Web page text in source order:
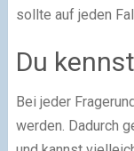
sollte auf jeden
Du
Bei jeder
werden. Dadurch